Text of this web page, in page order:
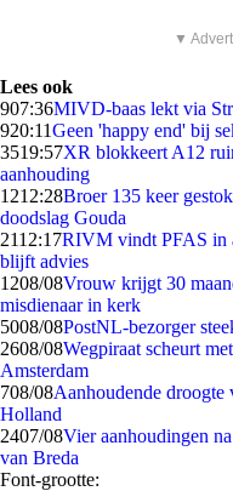
▼
Lees ook
907:36MIVD-baas lekt via
920:11Geen 'happy end' bij
3519:57XR blokkeert A12
aanhouding
1212:28Broer 135 keer
doodslag Gouda
2112:17RIVM vindt PFAS in
blijft advies
1208/08Vrouw krijgt 30
misdienaar in kerk
5008/08PostNL-bezorger
2608/08Wegpiraat scheurt
Amsterdam
708/08Aanhoudende
Holland
2407/08Vier aanhoudingen
van Breda
Font-grootte: